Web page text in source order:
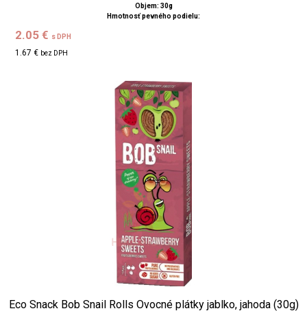
Objem: 30g
Hmotnosť pevného podielu:
2.05 € s DPH
1.67 € bez DPH
Eco Snack Bob Snail Rolls Ovocné plátky jablko, jahoda (30g)